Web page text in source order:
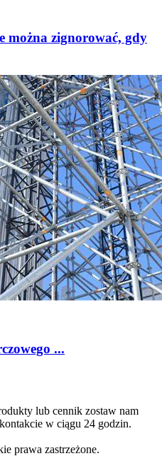
można zignorować, gdy
...
lub cennik zostaw nam
w ciągu 24 godzin.
prawa zastrzeżone.